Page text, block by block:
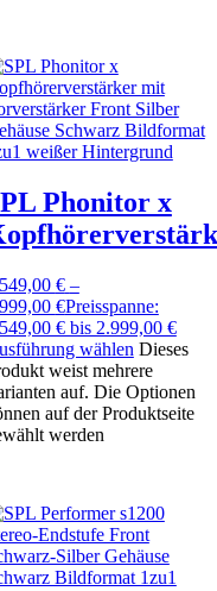
Phonitor x
€ –
€Preisspanne:
€ bis 2.999,00 €
wählen Dieses
weist mehrere
auf. Die Optionen
auf der Produktseite
werden